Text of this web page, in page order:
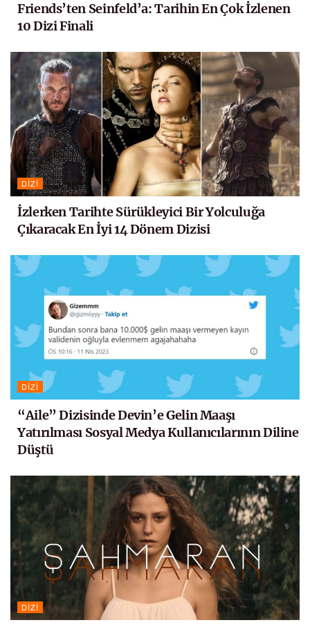
Friends’ten Seinfeld’a: Tarihin En Çok İzlenen
10 Dizi Finali
DIZI
İzlerken Tarihte Sürükleyici Bir Yolculuğa
Çıkaracak En İyi 14 Dönem Dizisi
DIZI
“Aile” Dizisinde Devin’e Gelin Maaşı
Yatırılması Sosyal Medya Kullanıcılarının Diline
Düştü
DIZI